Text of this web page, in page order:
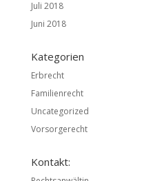
Juli 2018
Juni 2018
Kategorien
Erbrecht
Familienrecht
Uncategorized
Vorsorgerecht
Kontakt: